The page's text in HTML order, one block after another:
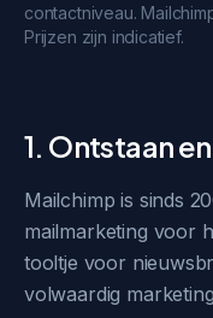
contactniveau.
Prijzen zijn indicatief.
1. Ontstaan
Mailchimp is sinds
mailmarketing voor
tooltje voor
volwaardig